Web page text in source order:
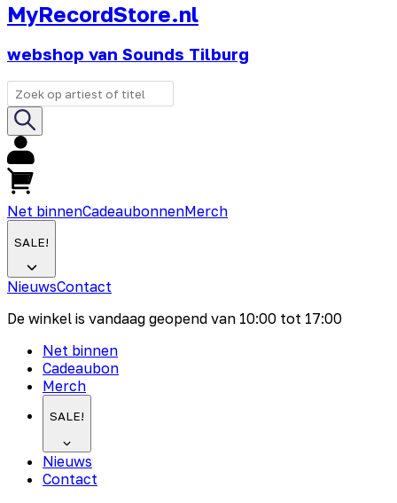
MyRecordStore.nl
webshop van Sounds Tilburg
Net binnenCadeaubonnenMerch
SALE!
NieuwsContact
De winkel is vandaag geopend van 10:00 tot 17:00
Net binnen
Cadeaubon
Merch
SALE!
Nieuws
Contact